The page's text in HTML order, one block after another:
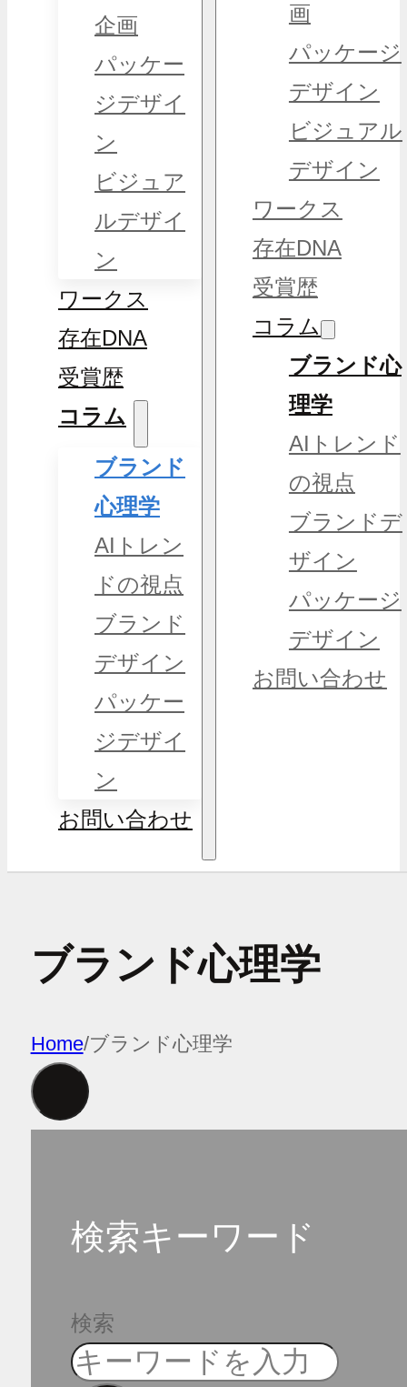
企画
パッケー
ジデザイ
ン
ビジュア
ルデザイ
ン
ワークス
存在DNA
受賞歴
コラム
ブランド
心理学
AIトレン
ドの視点
ブランド
デザイン
パッケー
ジデザイ
ン
お問い合わせ
画
パッケージ
デザイン
ビジュアル
デザイン
ワークス
存在DNA
受賞歴
コラム
ブランド心
理学
AIトレンド
の視点
ブランドデ
ザイン
パッケージ
デザイン
お問い合わせ
ブランド心理学
Home/ブランド心理学
検索キーワード
検索